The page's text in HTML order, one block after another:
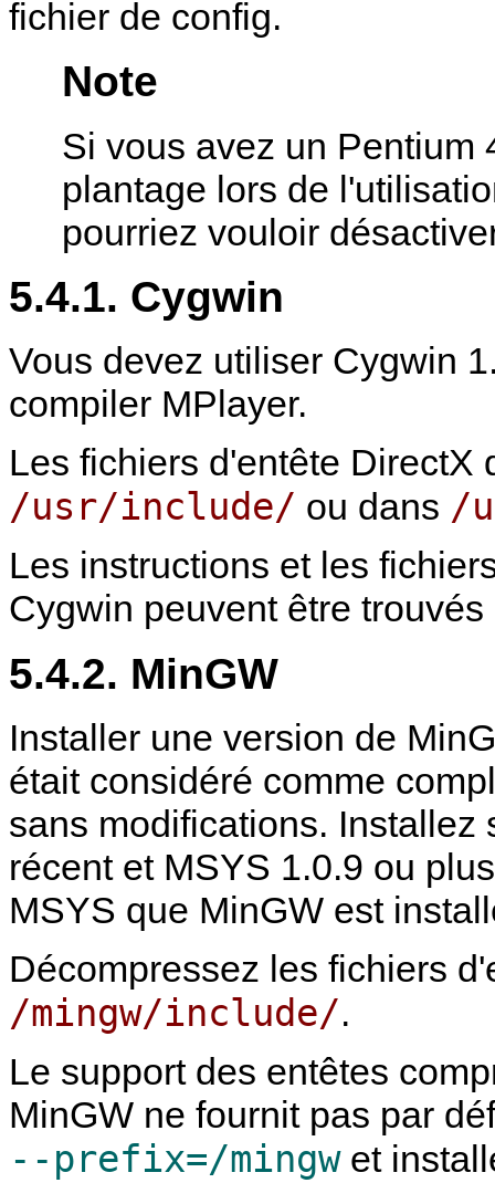
fichier de config.
Note
Si vous avez un Pentium
plantage lors de
pourriez vouloir
5.4.1. Cygwin
Vous devez utiliser Cygwin
compiler MPlayer.
Les fichiers d'entête DirectX
/usr/include/ ou dans /
Les instructions et les
Cygwin peuvent être
5.4.2. MinGW
Installer une version de
était considéré comme
sans modifications.
récent et MSYS 1.0.9 ou
MSYS que MinGW est
Décompressez les fichiers
/mingw/include/.
Le support des entêtes
MinGW ne fournit pas par
--prefix=/mingwet